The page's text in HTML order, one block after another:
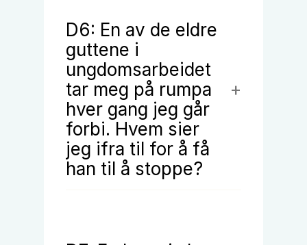
D6: En av de eldre
guttene i
ungdomsarbeidet
tar meg på rumpa
hver gang jeg går
forbi. Hvem sier
jeg ifra til for å få
han til å stoppe?